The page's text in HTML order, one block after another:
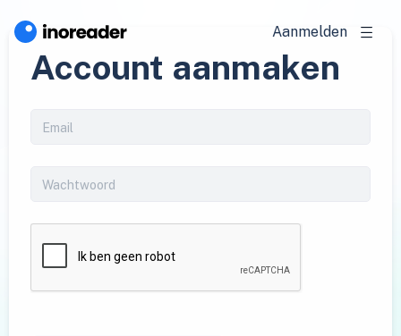
Aanmelden
Account aanmaken